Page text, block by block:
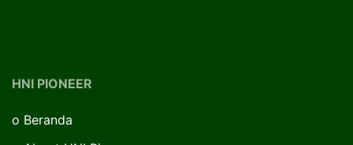
HNI PIONEER
o Beranda